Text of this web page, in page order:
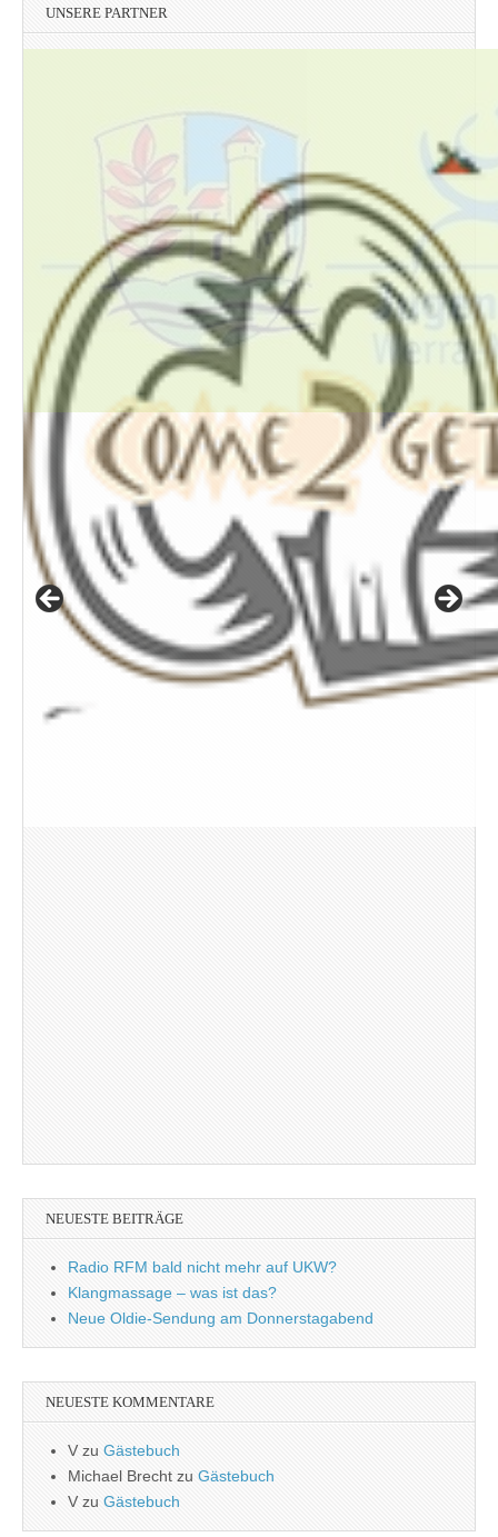
UNSERE PARTNER
NEUESTE BEITRÄGE
Radio RFM bald nicht mehr auf UKW?
Klangmassage – was ist das?
Neue Oldie-Sendung am Donnerstagabend
NEUESTE KOMMENTARE
V zu Gästebuch
Michael Brecht zu Gästebuch
Vzu Gästebuch